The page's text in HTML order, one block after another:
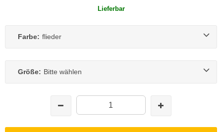
Lieferbar
Farbe: flieder
Größe: Bitte wählen